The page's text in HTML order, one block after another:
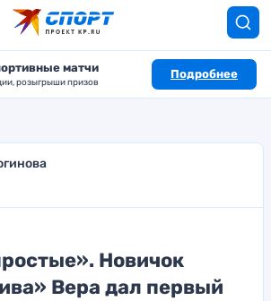
матчи
розыгрыши призов
Подробнее
Новичок
Вера дал первый